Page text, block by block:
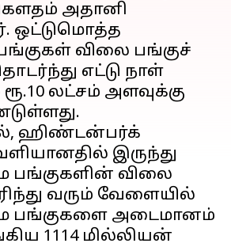
அதானி
ஒட்டுமொத்த
விலை பங்குச்
எட்டு நாள்
லட்சம் அளவுக்கு
ஹிண்டன்பர்க்
இருந்து
பங்குகளின் விலை
வரும் வேளையில்
பங்குகளை அடைமானம்
1114 மில்லியன்